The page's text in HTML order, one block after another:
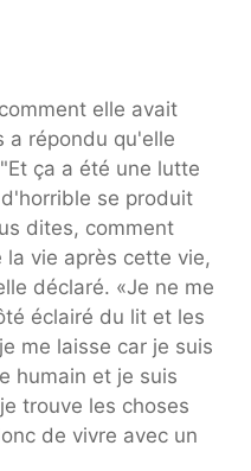
elle avait
a répondu qu'elle
ça a été une lutte
se produit
dites, comment
la vie après cette vie,
déclaré. «Je ne me
éclairé du lit et les
me laisse car je suis
humain et je suis
trouve les choses
de vivre avec un